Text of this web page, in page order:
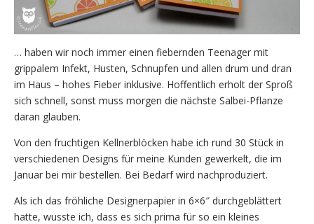
… haben wir noch immer einen fiebernden Teenager mit
grippalem Infekt, Husten, Schnupfen und allen drum und dran
im Haus – hohes Fieber inklusive. Hoffentlich erholt der Sproß
sich schnell, sonst muss morgen die nächste Salbei-Pflanze
daran glauben.
Von den fruchtigen Kellnerblöcken habe ich rund 30 Stück in
verschiedenen Designs für meine Kunden gewerkelt, die im
Januar bei mir bestellen. Bei Bedarf wird nachproduziert.
Als ich das fröhliche Designerpapier in 6×6″ durchgeblättert
hatte, wusste ich, dass es sich prima für so ein kleines